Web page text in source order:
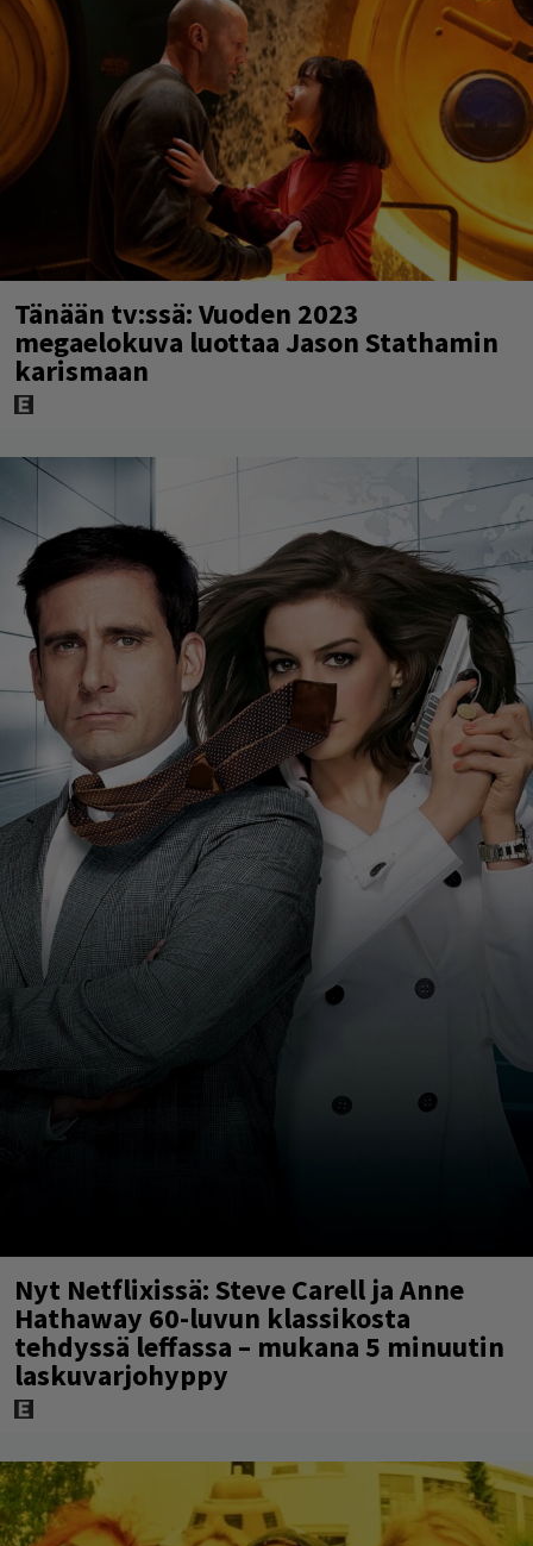
Tänään tv:ssä: Vuoden 2023
megaelokuva luottaa Jason Stathamin
karismaan
Nyt Netflixissä: Steve Carell ja Anne
Hathaway 60-luvun klassikosta
tehdyssä leffassa – mukana 5 minuutin
laskuvarjohyppy